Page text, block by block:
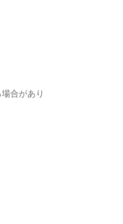
合があり